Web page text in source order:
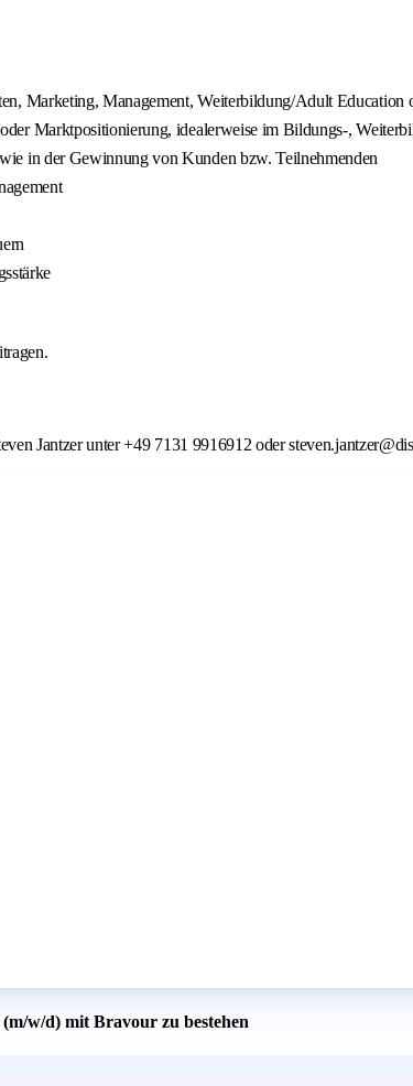
Marketing, Management, Weiterbildung/Adult Education
Marktpositionierung, idealerweise im Bildungs-,
in der Gewinnung von Kunden bzw. Teilnehmenden
Jantzer unter +49 7131 9916912 oder
w/d) mit Bravour zu bestehen